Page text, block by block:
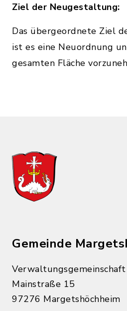
Ziel der Neugestaltung:
Das übergeordnete Ziel
ist es eine Neuordnung
gesamten Fläche
Gemeinde
Mainstraße 15
97276 Margetshöchheim